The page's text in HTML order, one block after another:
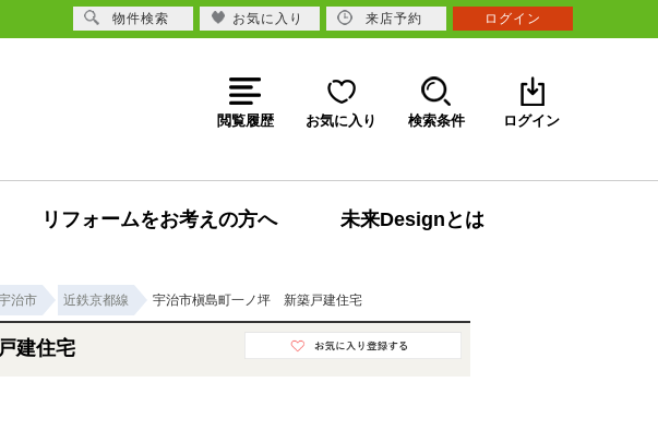
閲覧履歴 お気に入り 検索条件 ログイン
リフォームをお考えの方へ 未来Designとは
治市 近鉄京都線 宇治市槇島町一ノ坪 新築戸建住宅
建住宅
物件検索 お気に入り 来店予約 ログイン